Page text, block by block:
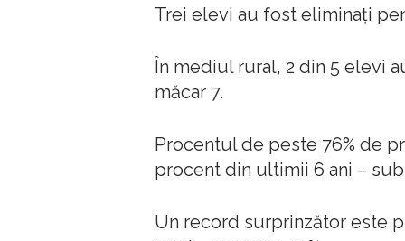
Trei elevi au fost eliminaţi
În mediul rural, 2 din 5 elevi
măcar 7.
Procentul de peste 76% de
procent din ultimii 6 ani –
Un record surprinzător este